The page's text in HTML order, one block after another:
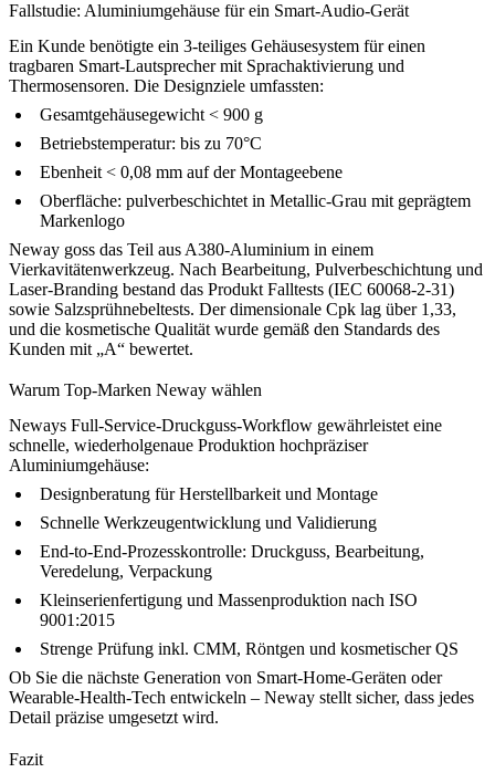
Fallstudie: Aluminiumgehäuse für ein Smart-Audio-Gerät
Ein Kunde benötigte ein 3-teiliges Gehäusesystem für einen
tragbaren Smart-Lautsprecher mit Sprachaktivierung und
Thermosensoren. Die Designziele umfassten:
Gesamtgehäusegewicht < 900 g
Betriebstemperatur: bis zu 70°C
Ebenheit < 0,08 mm auf der Montageebene
Oberfläche: pulverbeschichtet in Metallic-Grau mit geprägtem
Markenlogo
Neway goss das Teil aus A380-Aluminium in einem
Vierkavitätenwerkzeug. Nach Bearbeitung, Pulverbeschichtung und
Laser-Branding bestand das Produkt Falltests (IEC 60068-2-31)
sowie Salzsprühnebeltests. Der dimensionale Cpk lag über 1,33,
und die kosmetische Qualität wurde gemäß den Standards des
Kunden mit „A“ bewertet.
Warum Top-Marken Neway wählen
Neways Full-Service-Druckguss-Workflow gewährleistet eine
schnelle, wiederholgenaue Produktion hochpräziser
Aluminiumgehäuse:
Designberatung für Herstellbarkeit und Montage
Schnelle Werkzeugentwicklung und Validierung
End-to-End-Prozesskontrolle: Druckguss, Bearbeitung,
Veredelung, Verpackung
Kleinserienfertigung und Massenproduktion nach ISO
9001:2015
Strenge Prüfung inkl. CMM, Röntgen und kosmetischer QS
Ob Sie die nächste Generation von Smart-Home-Geräten oder
Wearable-Health-Tech entwickeln – Neway stellt sicher, dass jedes
Detail präzise umgesetzt wird.
Fazit